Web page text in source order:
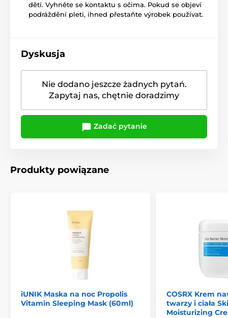
dětí. Vyhněte se kontaktu s očima. Pokud se objeví
podráždění pleti, ihned přestaňte výrobek používat.
Dyskusja
Nie dodano jeszcze żadnych pytań.
Zapytaj nas, chętnie doradzimy
Zadać pytanie
Produkty powiązane
iUNIK Maska na noc Propolis
Vitamin Sleeping Mask (60ml)
COSRX Krem
twarzy i ciała
Moisturizing